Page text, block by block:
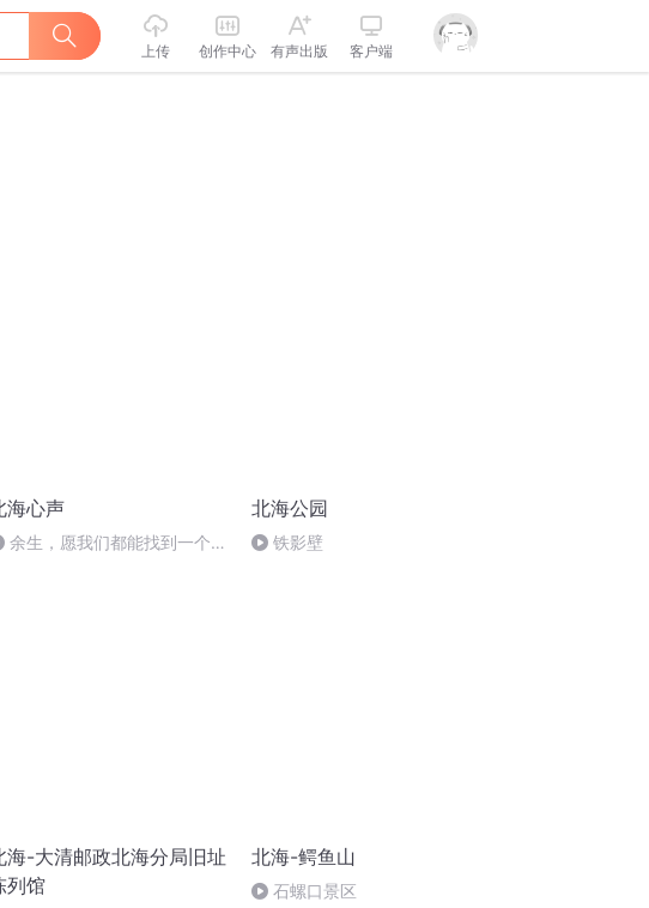
上传 创作中心 有声出版 客户端
海心声
余生，愿我们都能找到一个相
北海公园
铁影壁
海-大清邮政北海分局旧址
列馆
北海-鳄鱼山
石螺口景区